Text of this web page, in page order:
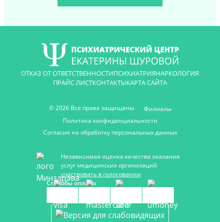
ОТКАЗ ОТ ОТВЕТСТВЕННОСТИПСИХИАТРИЯНАРКОЛОГИЯ
ПРАЙС ЛИСТКОНТАКТЫКАРТА САЙТА
© 2026 Все права защищены
Филиалы
Политика конфиденциальности
Согласие на обработку персональных данных
Независимая оценка качества оказания
услуг медицинских организаций
участвовать в голосовании
Способы оплаты